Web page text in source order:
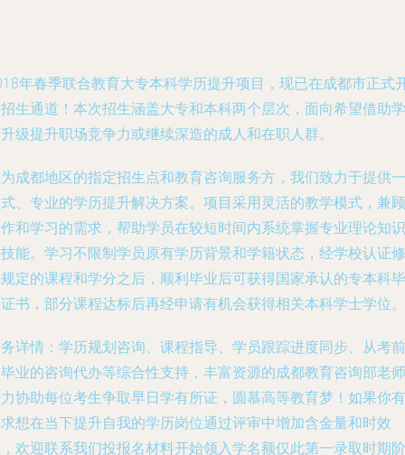
年春季联合教育大专本科学历提升项目，现已在成都市正式
生通道！本次招生涵盖大专和本科两个层次，面向希望借助学
级提升职场竞争力或继续深造的成人和在职人群。
成都地区的指定招生点和教育咨询服务方，我们致力于提供一
、专业的学历提升解决方案。项目采用灵活的教学模式，兼顾
和学习的需求，帮助学员在较短时间内系统掌握专业理论知识
能。学习不限制学员原有学历背景和学籍状态，经学校认证修
定的课程和学分之后，顺利毕业后可获得国家承认的专本科毕
书，部分课程达标后再经申请有机会获得相关本科学士学位。
详情：学历规划咨询、课程指导、学员跟踪进度同步、从考前
业的咨询代办等综合性支持，丰富资源的成都教育咨询部老师
协助每位考生争取早日学有所证，圆慕高等教育梦！如果你有
想在当下提升自我的学历岗位通过评审中增加含金量和时效
欢迎联系我们投报名材料开始领入学名额仅此第一录取时期阶